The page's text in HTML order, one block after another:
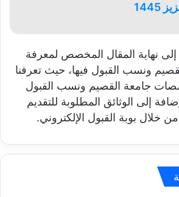
إلى نهاية المقال المخصص لمعرفة
ونسب القبول فيها، حيث تعرفنا
جامعة القصيم ونسب القبول
1447، بالإضافة إلى الوثائق المطلوبة للتقديم
من خلال بوبة القبول الإلكتروني.